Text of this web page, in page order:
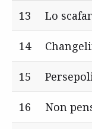
13 Lo
14
15
16 Non